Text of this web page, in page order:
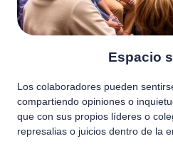
Espacio
Los colaboradores pueden
compartiendo opiniones o
que con sus propios líderes o
represalias o juicios dentro de la